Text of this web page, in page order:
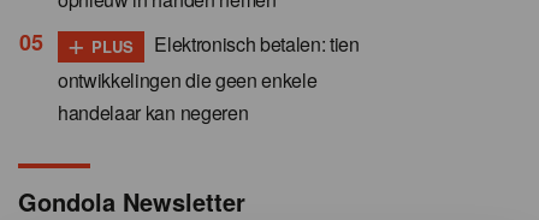
+ PLUS
Elektronisch betalen: tien
ontwikkelingen die geen enkele
handelaar kan negeren
Gondola Newsletter